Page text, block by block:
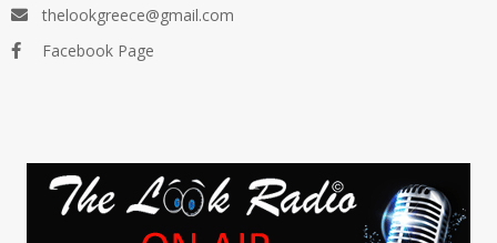
thelookgreece@gmail.com
Facebook Page